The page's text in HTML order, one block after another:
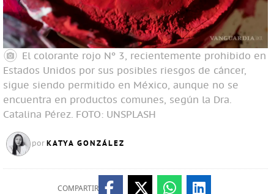
El colorante rojo Nº 3, recientemente prohibido en
Estados Unidos por sus posibles riesgos de cáncer,
sigue siendo permitido en México, aunque no se
encuentra en productos comunes, según la Dra.
Catalina Pérez. FOTO: UNSPLASH
por KATYA GONZÁLEZ
COMPARTIR